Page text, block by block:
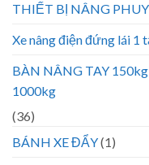
THIẾT BỊ NÂNG PHUY
Xe nâng điện đứng lái 1
BÀN NÂNG TAY
1000kg
(36)
BÁNH XE ĐẨY(1)